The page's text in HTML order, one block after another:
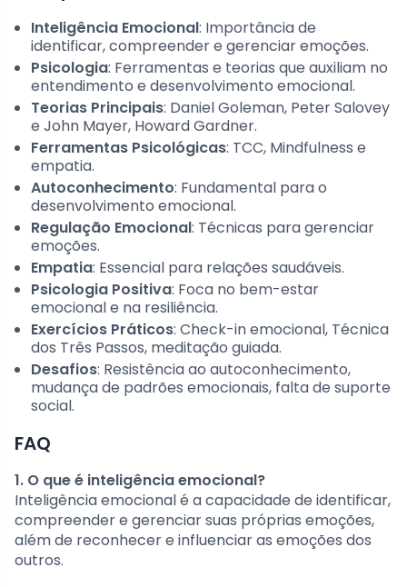
Inteligência Emocional: Importância de
identificar, compreender e gerenciar emoções.
Psicologia: Ferramentas e teorias que auxiliam no
entendimento e desenvolvimento emocional.
Teorias Principais: Daniel Goleman, Peter Salovey
e John Mayer, Howard Gardner.
Ferramentas Psicológicas: TCC, Mindfulness e
empatia.
Autoconhecimento: Fundamental para o
desenvolvimento emocional.
Regulação Emocional: Técnicas para gerenciar
emoções.
Empatia: Essencial para relações saudáveis.
Psicologia Positiva: Foca no bem-estar
emocional e na resiliência.
Exercícios Práticos: Check-in emocional, Técnica
dos Três Passos, meditação guiada.
Desafios: Resistência ao autoconhecimento,
mudança de padrões emocionais, falta de suporte
social.
FAQ
1. O que é inteligência emocional?
Inteligência emocional é a capacidade de identificar,
compreender e gerenciar suas próprias emoções,
além de reconhecer e influenciar as emoções dos
outros.